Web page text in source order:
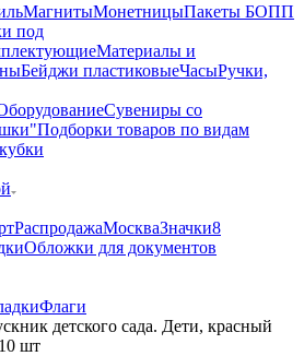
МагнитыМонетницыПакеты БОПП
под
Материалы и
Бейджи пластиковыеЧасыРучки,
Сувениры со
Подборки товаров по видам
РаспродажаМоскваЗначки8
Обложки для документов
Флаги
детского сада. Дети, красный
шт